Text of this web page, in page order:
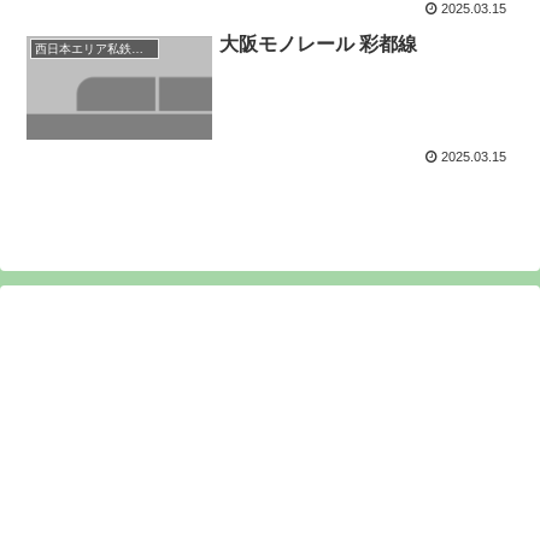
2025.03.15
西日本エリア私鉄等路線 大阪モノレール 彩都線
2025.03.15